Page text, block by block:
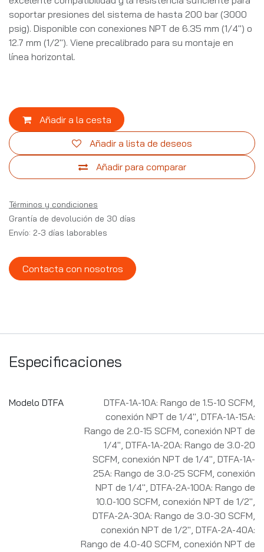
soportar presiones del sistema de hasta 200 bar (3000
psig). Disponible con conexiones NPT de 6.35 mm (1/4") o
12.7 mm (1/2"). Viene precalibrado para su montaje en
línea horizontal.
Añadir a la cesta
Añadir para comparar
Añadir a lista de deseos
Términos y condiciones
Grantía de devolución de 30 días
Envío: 2-3 días laborables
Contacta con nosotros
Especificaciones
Modelo DTFA
DTFA-1A-10A: Rango de 1.5-10 SCFM,
conexión NPT de 1/4" DTFA-1A-15A:
Rango de 2.0-15 SCFM, conexión NPT de
1/4" DTFA-1A-20A: Rango de 3.0-20
SCFM, conexión NPT de 1/4" DTFA-1A-
25A: Rango de 3.0-25 SCFM, conexión
NPT de 1/4" DTFA-2A-100A: Rango de
10.0-100 SCFM, conexión NPT de 1/2"
DTFA-2A-30A: Rango de 3.0-30 SCFM,
conexión NPT de 1/2" DTFA-2A-40A:
Rango de 4.0-40 SCFM, conexión NPT de